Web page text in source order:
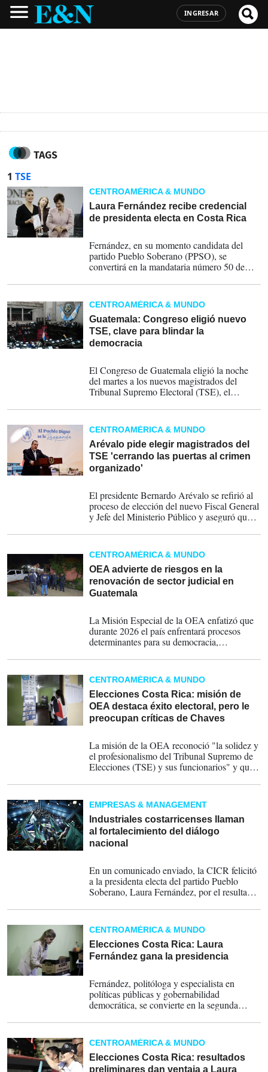
INGRESAR
TAGS
1 TSE
CENTROAMÉRICA & MUNDO
Laura Fernández recibe credencial
de presidenta electa en Costa Rica
Fernández, en su momento candidata del
partido Pueblo Soberano (PPSO), se
convertirá en la mandataria número 50 de
próximo 8 de mayo. Será segunda mujer en
la historia en ocupar el primer puesto del
poder ejecutivo costarricense.
CENTROAMÉRICA & MUNDO
Guatemala: Congreso eligió nuevo
TSE, clave para blindar la
democracia
El Congreso de Guatemala eligió la noche
del martes a los nuevos magistrados del
Tribunal Supremo Electoral (TSE), el
responsabilidad organizar y supervisar las
elecciones generales de 2027 y 2032.
CENTROAMÉRICA & MUNDO
Arévalo pide elegir magistrados del
TSE 'cerrando las puertas al crimen
organizado'
El presidente Bernardo Arévalo se refirió al
proceso de elección del nuevo Fiscal General
y Jefe del Ministerio Público y aseguró que
puestos sobre los integrantes de la Comisión
de Postulación”.
CENTROAMÉRICA & MUNDO
OEA advierte de riesgos en la
renovación de sector judicial en
Guatemala
La Misión Especial de la OEA enfatizó que
durante 2026 el país enfrentará procesos
determinantes para su democracia,
General, el Tribunal Supremo Electoral
(TSE) y la Contraloría General de Cuentas.
CENTROAMÉRICA & MUNDO
Elecciones Costa Rica: misión de
OEA destaca éxito electoral, pero le
preocupan críticas de Chaves
La misión de la OEA reconoció "la solidez y
el profesionalismo del Tribunal Supremo de
Elecciones (TSE) y sus funcionarios" y que
divulgación de los resultados preliminares se
llevaron a cabo de manera transparente".
EMPRESAS & MANAGEMENT
Industriales costarricenses llaman
al fortalecimiento del diálogo
nacional
En un comunicado enviado, la CICR felicitó
a la presidenta electa del partido Pueblo
Soberano, Laura Fernández, por el resultado
abiertos a colaborar.
CENTROAMÉRICA & MUNDO
Elecciones Costa Rica: Laura
Fernández gana la presidencia
Fernández, politóloga y especialista en
políticas públicas y gobernabilidad
democrática, se convierte en la segunda
historia de Costa Rica tras Laura Chinchilla,
del socialdemócrata Partido Liberación
Nacional, quien gobernó entre 2010 y 2014.
CENTROAMÉRICA & MUNDO
Elecciones Costa Rica: resultados
preliminares dan ventaja a Laura